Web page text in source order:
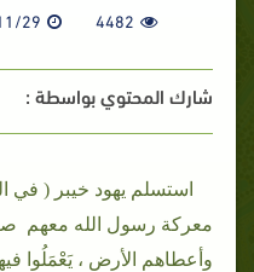
4482
29
شارك المحتوي بواسطة :
معركة رسول الله معهم
وأعطاهم الأرض ، يَعْمَلُوا